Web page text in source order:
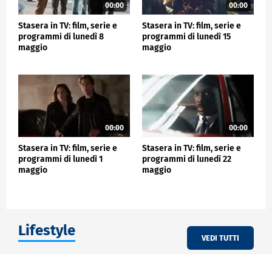
00:00
Stasera in TV: film, serie e
programmi di lunedì 8
maggio
00:00
Stasera in TV: film, serie e
programmi di lunedì 15
maggio
00:00
Stasera in TV: film, serie e
programmi di lunedì 1
maggio
00:00
Stasera in TV: film, serie e
programmi di lunedì 22
maggio
Lifestyle VEDI TUTTI